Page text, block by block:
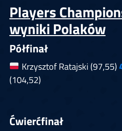
Players
wyniki Polaków
Półfinał
Krzysztof Ratajski (97,55)
(104,52)
Ćwierćfinał